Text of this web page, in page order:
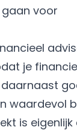
voor
je
waardevol
is eigenlijk